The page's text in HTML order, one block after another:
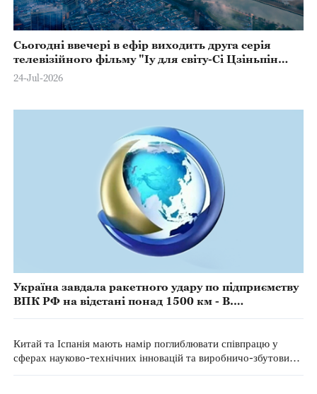
Сьогодні ввечері в ефір виходить друга серія
телевізійного фільму "Іу для світу-Сі Цзіньпін
піклується про розвиток Іу"
24-Jul-2026
Україна завдала ракетного удару по підприємству
ВПК РФ на відстані понад 1500 км - В.
Китай та Іспанія мають намір поглиблювати співпрацю у
сферах науково-технічних інновацій та виробничо-збутових